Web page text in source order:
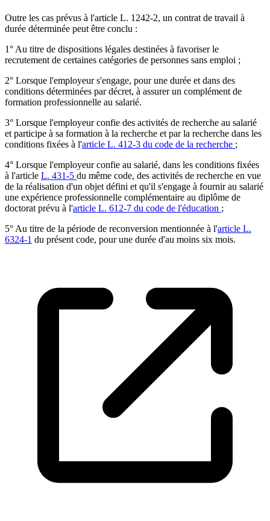
Outre les cas prévus à l'article L. 1242-2, un contrat de travail à
durée déterminée peut être conclu :
1° Au titre de dispositions légales destinées à favoriser le
recrutement de certaines catégories de personnes sans emploi ;
2° Lorsque l'employeur s'engage, pour une durée et dans des
conditions déterminées par décret, à assurer un complément de
formation professionnelle au salarié.
3° Lorsque l'employeur confie des activités de recherche au salarié
et participe à sa formation à la recherche et par la recherche dans les
conditions fixées à l'article L. 412-3 du code de la recherche ;
4° Lorsque l'employeur confie au salarié, dans les conditions fixées
à l'article L. 431-5 du même code, des activités de recherche en vue
de la réalisation d'un objet défini et qu'il s'engage à fournir au salarié
une expérience professionnelle complémentaire au diplôme de
doctorat prévu à l'article L. 612-7 du code de l'éducation ;
5° Au titre de la période de reconversion mentionnée à l'article L.
6324-1 du présent code, pour une durée d'au moins six mois.